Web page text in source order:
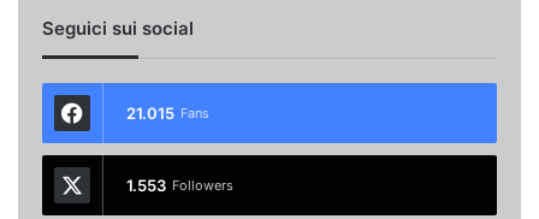
Seguici sui social
21.015 Fans
1.553 Followers